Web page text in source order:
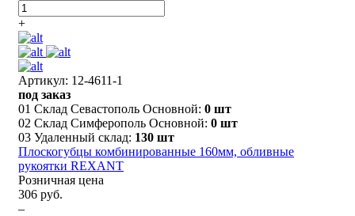
+
Артикул: 12-4611-1
под заказ
01 Склад Севастополь Основной: 0 шт
02 Склад Симферополь Основной: 0 шт
03 Удаленный склад: 130 шт
Плоскогубцы комбинированные 160мм, обливные
рукоятки REXANT
Розничная цена
306 руб.
–